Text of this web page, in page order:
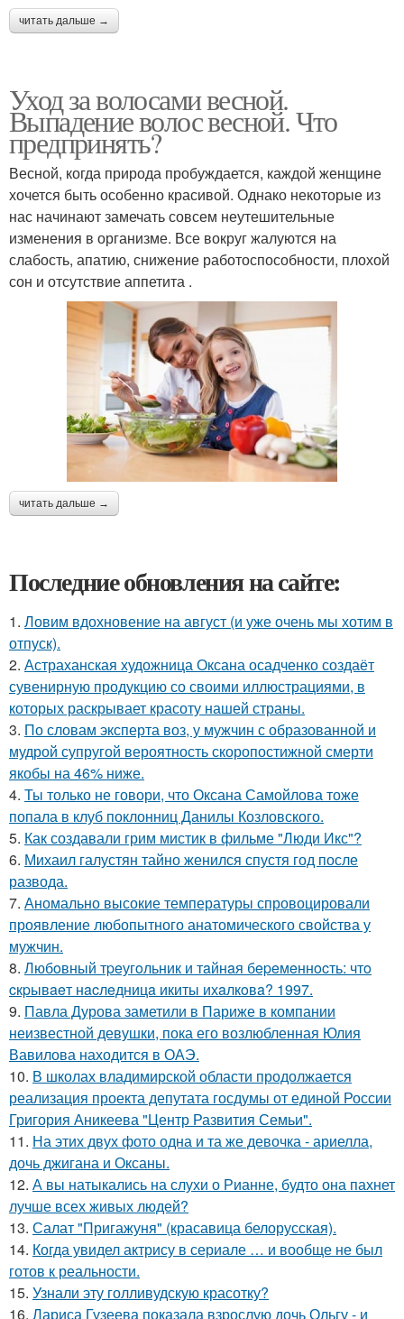
читать дальше →
Уход за волосами весной.
Выпадение волос весной. Что
предпринять?
Весной, когда природа пробуждается, каждой женщине
хочется быть особенно красивой. Однако некоторые из
нас начинают замечать совсем неутешительные
изменения в организме. Все вокруг жалуются на
слабость, апатию, снижение работоспособности, плохой
сон и отсутствие аппетита .
читать дальше →
Последние обновления на сайте:
1. Ловим вдохновение на август (и уже очень мы хотим в
отпуск).
2. Астраханская художница Оксана осадченко создаёт
сувенирную продукцию со своими иллюстрациями, в
которых раскрывает красоту нашей страны.
3. По словам эксперта воз, у мужчин с образованной и
мудрой супругой вероятность скоропостижной смерти
якобы на 46% ниже.
4. Ты только не говори, что Оксана Самойлова тоже
попала в клуб поклонниц Данилы Козловского.
5. Как создавали грим мистик в фильме "Люди Икс"?
6. Михаил галустян тайно женился спустя год после
развода.
7. Аномально высокие температуры спровоцировали
проявление любопытного анатомического свойства у
мужчин.
8. Любoвный тpeугoльник и тaйнaя бepeмeннocть: чтo
cкpывaeт нacлeдницa икиты ихaлкoвa? 1997.
9. Павла Дурова заметили в Париже в компании
неизвестной девушки, пока его возлюбленная Юлия
Вавилова находится в ОАЭ.
10. В школах владимирской области продолжается
реализация проекта депутата госдумы от единой России
Григория Аникеева "Центр Развития Семьи".
11. На этих двух фото одна и та же девочка - ариелла,
дочь джигана и Оксаны.
12. А вы натыкались на слухи о Рианне, будто она пахнет
лучше всех живых людей?
13. Салат "Пригажуня" (красавица белорусская).
14. Когда увидел актрису в сериале … и вообще не был
готов к реальности.
15. Узнали эту голливудскую красотку?
16. Лариса Гузеева показала взрослую дочь Ольгу - и